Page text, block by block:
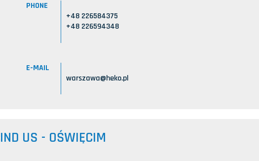
PHONE
+48 226584375
+48 226594348
E-MAIL
warszawa@heko.pl
US - OŚWIĘCIM